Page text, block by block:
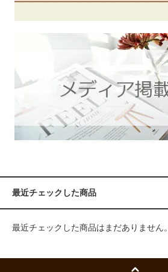
最近チェックした商品
最近チェックした商品はまだありません。